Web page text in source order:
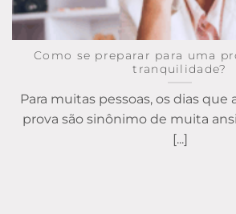
Como se preparar para uma
tranquilidade?
Para muitas pessoas, os dias
prova são sinônimo de muita
[...]